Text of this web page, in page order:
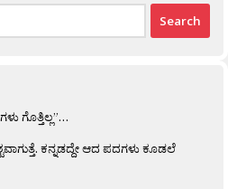
ಗೊತ್ತಿಲ್ಲ”…
ಕನ್ನಡದ್ದೇ ಆದ ಪದಗಳು ಕೂಡಲೆ